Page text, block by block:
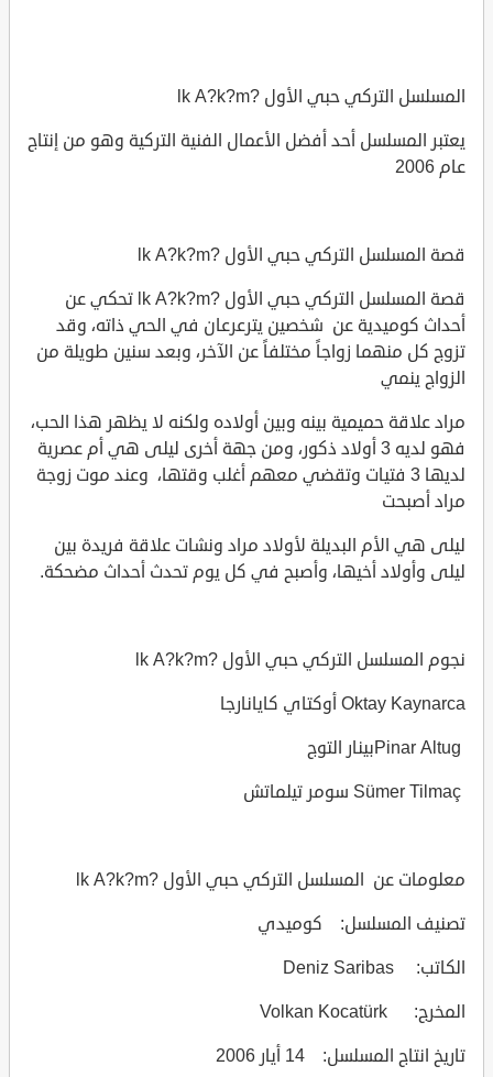
المسلسل التركي حبي الأول ?lk A?k?m
يعتبر المسلسل أحد أفضل الأعمال الفنية التركية وهو من إنتاج
عام 2006
قصة المسلسل التركي حبي الأول ?lk A?k?m
قصة المسلسل التركي حبي الأول ?lk A?k?m تحكي عن
أحداث كوميدية عن شخصين يترعرعان في الحي ذاته، وقد
تزوج كل منهما زواجاً مختلفاً عن الآخر، وبعد سنين طويلة من
الزواج ينمي
مراد علاقة حميمية بينه وبين أولاده ولكنه لا يظهر هذا الحب،
فهو لديه 3 أولاد ذكور، ومن جهة أخرى ليلى هي أم عصرية
لديها 3 فتيات وتقضي معهم أغلب وقتها، وعند موت زوجة
مراد أصبحت
ليلى هي الأم البديلة لأولاد مراد ونشات علاقة فريدة بين
ليلى وأولاد أخيها، وأصبح في كل يوم تحدث أحداث مضحكة.
نجوم المسلسل التركي حبي الأول ?lk A?k?m
Oktay Kaynarca أوكتاي كايانارجا
معلومات عن المسلسل التركي حبي الأول ?lk A?k?m
تصنيف المسلسل: كوميدي
الكاتب: Deniz Saribas
المخرج: Volkan Kocatürk
تاريخ انتاج المسلسل: 14 أيار 2006